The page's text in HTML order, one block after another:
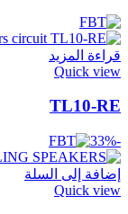
قراءة المزيد
Quick view
TL10-RE
-33%
إضافة إلى السلة
Quick view